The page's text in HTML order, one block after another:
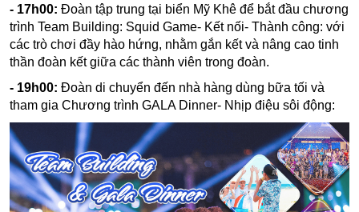
- 17h00: Đoàn tập trung tại biển Mỹ Khê để bắt đầu chương
trình Team Building: Squid Game- Kết nối- Thành công: với
các trò chơi đầy hào hứng, nhằm gắn kết và nâng cao tinh
thần đoàn kết giữa các thành viên trong đoàn.
- 19h00: Đoàn di chuyển đến nhà hàng dùng bữa tối và
tham gia Chương trình GALA Dinner- Nhịp điệu sôi động: